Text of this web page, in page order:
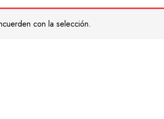
con la selección.